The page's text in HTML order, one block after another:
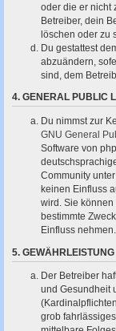
oder die er nicht
Betreiber, dein
löschen oder zu
Du gestattest
abzuändern,
sind, dem
4. GENERAL PUBLIC
Du nimmst zur
GNU General
Software von
Community
keinen Einfluss
wird. Sie
bestimmte
Einfluss nehmen.
5. GEWÄHRLEISTUNG
Der Betreiber
und Gesundheit
grob